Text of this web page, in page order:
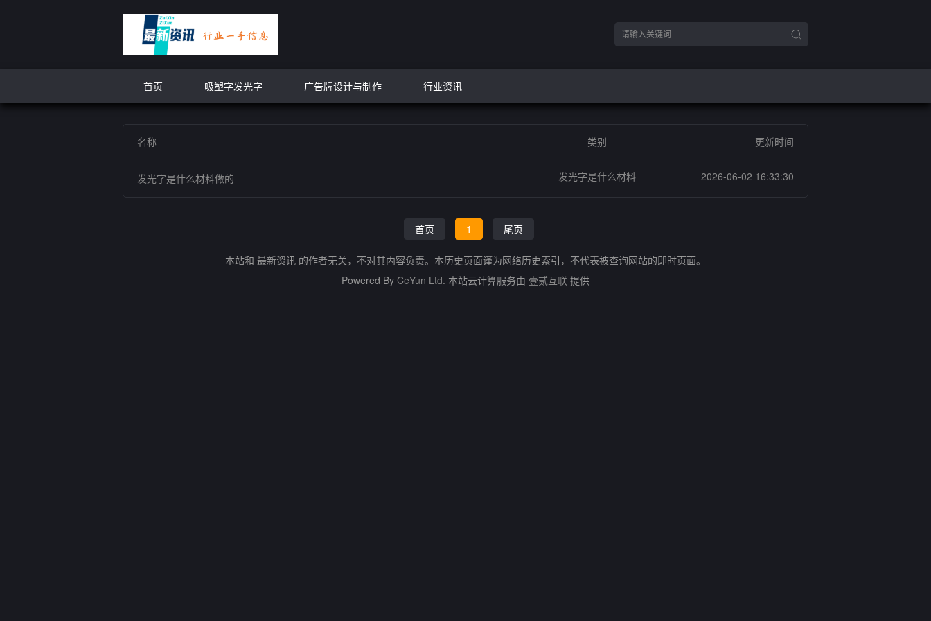
首页 吸塑字发光字 广告牌设计与制作 行业资讯
名称 类别 更新时间
发光字是什么材料做的 发光字是什么材料 2026-06-02 16:33:30
首页 1 尾页
本站和 最新资讯 的作者无关，不对其内容负责。本历史页面谨为网络历史索引，不代表被查询网站的即时页面。
Powered By CeYun Ltd. 本站云计算服务由 壹贰互联 提供